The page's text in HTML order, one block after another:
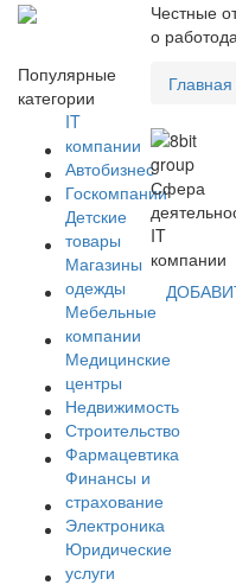
Честные
о
Популярные
категории
IT
компании
Автобизнес
Госкомпании
Детские
товары
Магазины
одежды
Мебельные
компании
Медицинские
центры
Недвижимость
Строительство
Фармацевтика
Финансы и
страхование
Электроника
Юридические
услуги
Главная
Сфера
IT
компании